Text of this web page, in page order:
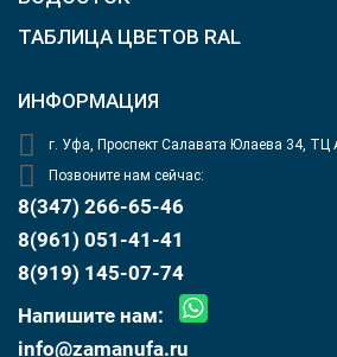
ТАБЛИЦА ЦВЕТОВ RAL
ИНФОРМАЦИЯ
г. Уфа, Проспект Салавата Юлаева 34, ТЦ
Позвоните нам сейчас:
8(347) 266-65-46
8(961) 051-41-41
8(919) 145-07-74
Напишите нам:
info@zamanufa.ru